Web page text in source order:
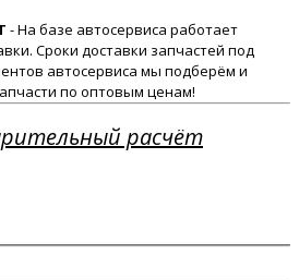
- На базе автосервиса работает
Сроки доставки запчастей под
автосервиса мы подберём и
по оптовым ценам!
расчёт